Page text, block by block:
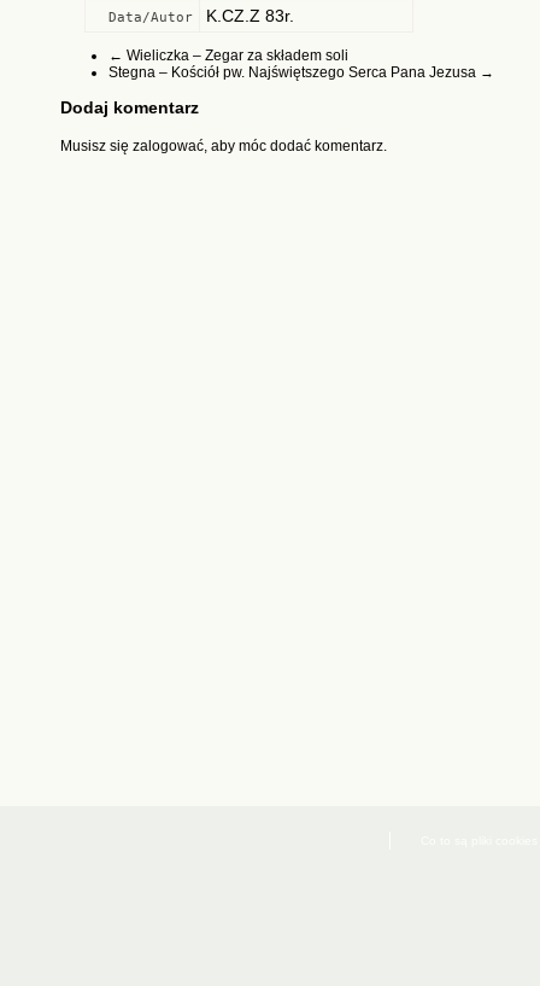
Data/Autor K.CZ.Z 83r.
← Wieliczka – Zegar za składem soli
Stegna – Kościół pw. Najświętszego Serca Pana Jezusa →
Dodaj komentarz
Musisz się zalogować, aby móc dodać komentarz.